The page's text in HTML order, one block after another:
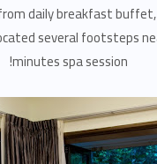
daily breakfast buffet,
several footsteps
minutes spa session!